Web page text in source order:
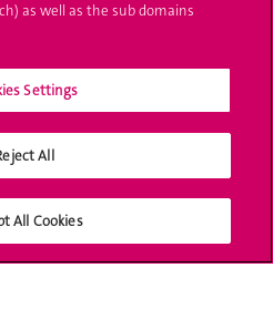
as well as the sub domains
Settings
All
All Cookies